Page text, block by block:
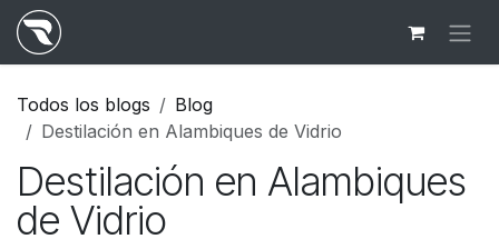
Ir al contenido
Todos los blogs
Blog
Destilación en Alambiques de Vidrio
Destilación en Alambiques
de Vidrio